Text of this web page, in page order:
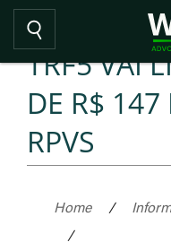
TRF5 VAI
DE R$
RPVS
Home /
/